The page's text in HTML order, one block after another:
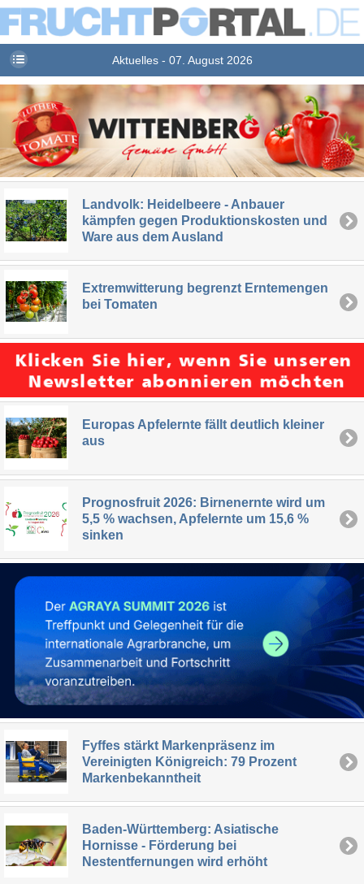
Aktuelles - 07. August 2026
Landvolk: Heidelbeere - Anbauer
kämpfen gegen Produktionskosten und
Ware aus dem Ausland
Extremwitterung begrenzt Erntemengen
bei Tomaten
Europas Apfelernte fällt deutlich kleiner
aus
Prognosfruit 2026: Birnenernte wird um
5,5 % wachsen, Apfelernte um 15,6 %
sinken
Fyffes stärkt Markenpräsenz im
Vereinigten Königreich: 79 Prozent
Markenbekanntheit
Baden-Württemberg: Asiatische
Hornisse - Förderung bei
Nestentfernungen wird erhöht